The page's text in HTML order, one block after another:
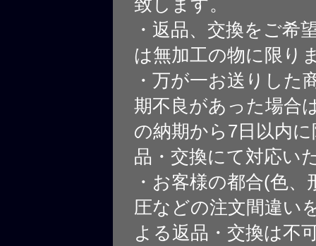
・返品、交換をご希
は無加工の物に限り
・万が一お送りした
期不良があった場合
の納期から7日以内
品・交換にて対応い
・お客様の都合(色、
圧などの注文間違い
よる返品・交換は不